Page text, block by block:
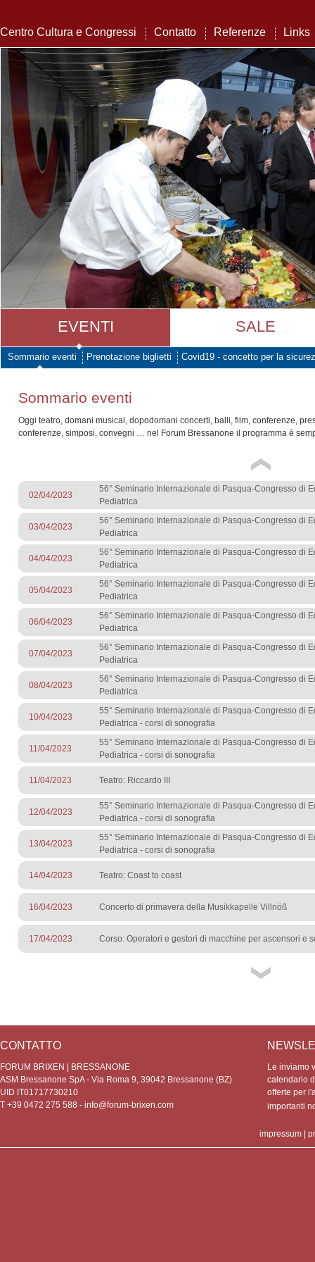
Centro Cultura e Congressi Contatto Referenze Links
EVENTI SALE
Sommario eventi Prenotazione biglietti Covid19 - concetto per la
Sommario eventi
Oggi teatro, domani musical, dopodomani concerti, balli, film, conferenze,
conferenze, simposi, convegni … nel Forum Bressanone il programma è
02/04/2023
56° Seminario Internazionale di Pasqua-Congresso di
Pediatrica
03/04/2023
56° Seminario Internazionale di Pasqua-Congresso di
Pediatrica
04/04/2023
56° Seminario Internazionale di Pasqua-Congresso di
Pediatrica
05/04/2023
56° Seminario Internazionale di Pasqua-Congresso di
Pediatrica
06/04/2023
56° Seminario Internazionale di Pasqua-Congresso di
Pediatrica
07/04/2023
56° Seminario Internazionale di Pasqua-Congresso di
Pediatrica
08/04/2023
56° Seminario Internazionale di Pasqua-Congresso di
Pediatrica
10/04/2023
55° Seminario Internazionale di Pasqua-Congresso di
Pediatrica - corsi di sonografia
11/04/2023
55° Seminario Internazionale di Pasqua-Congresso di
Pediatrica - corsi di sonografia
11/04/2023 Teatro: Riccardo III
12/04/2023
55° Seminario Internazionale di Pasqua-Congresso di
Pediatrica - corsi di sonografia
13/04/2023
55° Seminario Internazionale di Pasqua-Congresso di
Pediatrica - corsi di sonografia
14/04/2023 Teatro: Coast to coast
16/04/2023 Concerto di primavera della Musikkapelle Villnöß
17/04/2023 Corso: Operatori e gestori di macchine per ascensori e
CONTATTO
FORUM BRIXEN | BRESSANONE
ASM Bressanone SpA - Via Roma 9, 39042 Bressanone (BZ)
UID IT01717730210
T +39 0472 275 588 - info@forum-brixen.com
Le inviamo
calendario
offerte per
importanti
impressum